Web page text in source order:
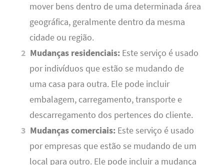
mover bens dentro de uma determinada área
geográfica, geralmente dentro da mesma
cidade ou região.
Mudanças residenciais: Este serviço é usado
por indivíduos que estão se mudando de
uma casa para outra. Ele pode incluir
embalagem, carregamento, transporte e
descarregamento dos pertences do cliente.
Mudanças comerciais: Este serviço é usado
por empresas que estão se mudando de um
local para outro. Ele pode incluir a mudança